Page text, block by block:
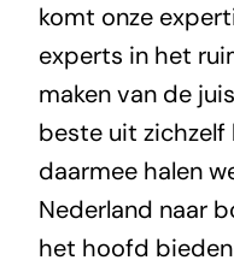
komt onze
experts in het
maken van de
beste uit zichzelf
daarmee halen
Nederland naar
het hoofd